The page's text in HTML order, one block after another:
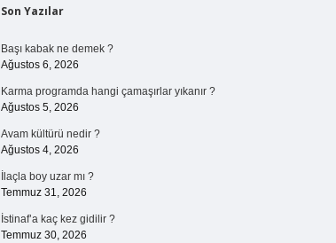
Sidebar
Son Yazılar
Başı kabak ne demek ?
Ağustos 6, 2026
Karma programda hangi çamaşırlar yıkanır ?
Ağustos 5, 2026
Avam kültürü nedir ?
Ağustos 4, 2026
İlaçla boy uzar mı ?
Temmuz 31, 2026
İstinaf’a kaç kez gidilir ?
Temmuz 30, 2026